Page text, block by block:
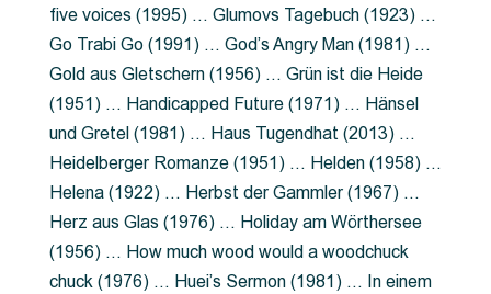
five voices (1995) … Glumovs Tagebuch (1923) …
Go Trabi Go (1991) … God’s Angry Man (1981) …
Gold aus Gletschern (1956) … Grün ist die Heide
(1951) … Handicapped Future (1971) … Hänsel
und Gretel (1981) … Haus Tugendhat (2013) …
Heidelberger Romanze (1951) … Helden (1958) …
Helena (1922) … Herbst der Gammler (1967) …
Herz aus Glas (1976) … Holiday am Wörthersee
(1956) … How much wood would a woodchuck
chuck (1976) … Huei’s Sermon (1981) … In einem